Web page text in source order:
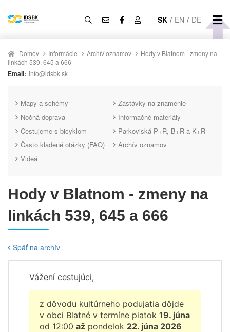
SK / EN / DE
Domov Informácie Archív oznamov
Hody v Blatnom - zmeny na
linkách 539, 645 a 666
Email: info@idsbk.sk
Mapy a schémy
Zastávky na znamenie
Nočná doprava
Informačné materiály
Cestujeme s bicyklom
Parkoviská P+R, B+R a K+R
Často kladené otázky (FAQ)
Archív oznamov
Videá
Hody v Blatnom - zmeny na
linkách 539, 645 a 666
Späť na archív
Vážení cestujúci,
z dôvodu kultúrneho podujatia dôjde
v obci Blatné v termíne piatok 19. júna
od 12:00 až pondelok 22. júna 2026